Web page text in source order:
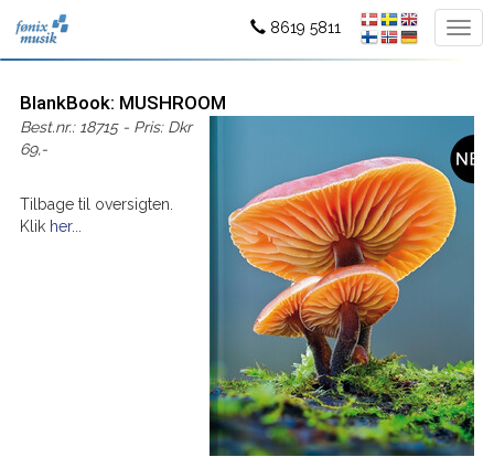
8619 5811
BlankBook: MUSHROOM
Best.nr.: 18715 - Pris: Dkr
69,-
Tilbage til oversigten.
Klik her...